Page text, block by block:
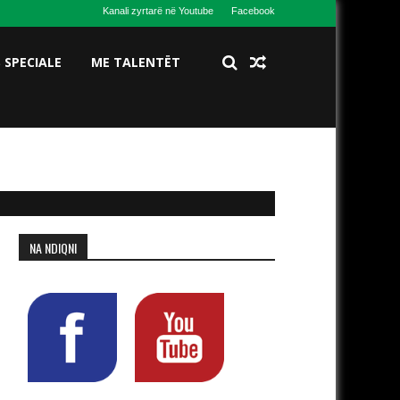
Kanali zyrtarë në Youtube Facebook
SPECIALE ME TALENTËT
NA NDIQNI